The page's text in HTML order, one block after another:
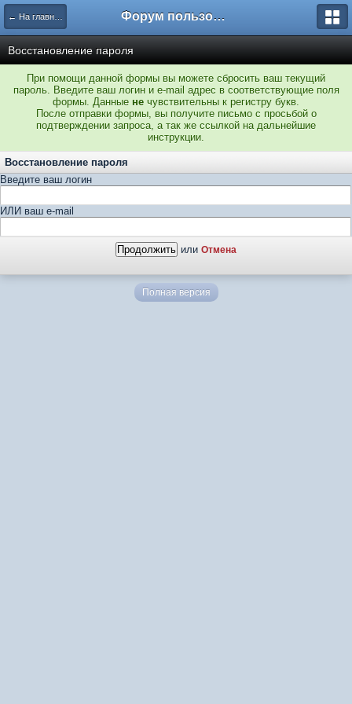
← На главную Форум пользователей ООО "Климовская сеть"
Восстановление пароля
При помощи данной формы вы можете сбросить ваш текущий
пароль. Введите ваш логин и e-mail адрес в соответствующие поля
формы. Данные не чувствительны к регистру букв.
После отправки формы, вы получите письмо с просьбой о
подтверждении запроса, а так же ссылкой на дальнейшие
инструкции.
Восстановление пароля
Введите ваш логин
ИЛИ ваш e-mail
или Отмена
Полная версия